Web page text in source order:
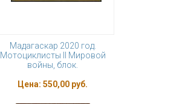
Мадагаскар 2020 год.
Мотоциклисты II Мировой
войны, блок.
Цена: 550,00 руб.